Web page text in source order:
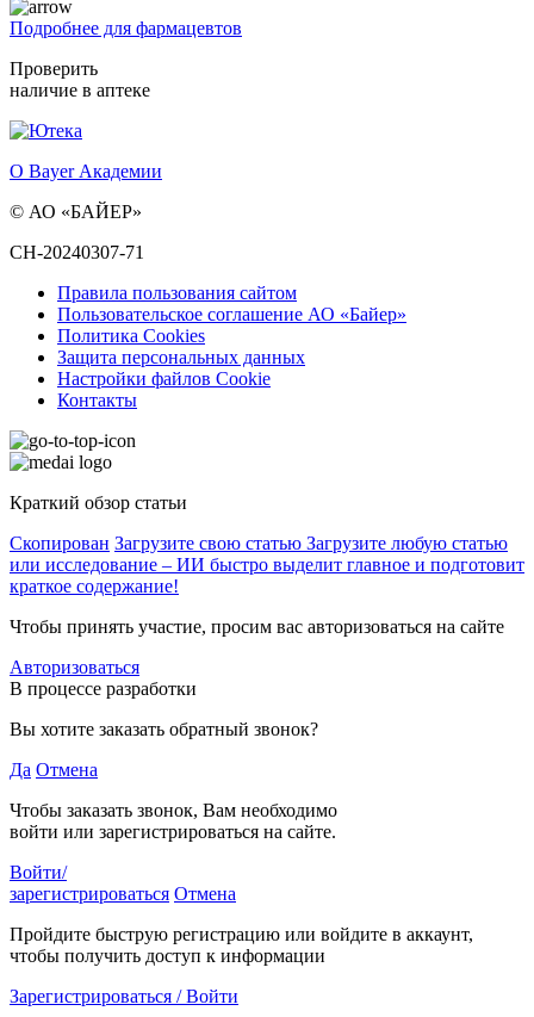
Подробнее для фармацевтов
Проверить
наличие в аптеке
О Bayer Академии
© АО «БАЙЕР»
CH-20240307-71
Правила пользования сайтом
Пользовательское соглашение АО «Байер»
Политика Cookies
Защита персональных данных
Настройки файлов Cookie
Контакты
Краткий обзор статьи
Скопирован Загрузите свою статью Загрузите любую статью
или исследование – ИИ быстро выделит главное и подготовит
краткое содержание!
Чтобы принять участие, просим вас авторизоваться на сайте
Авторизоваться
В процессе разработки
Вы хотите заказать обратный звонок?
Да Отмена
Чтобы заказать звонок, Вам необходимо
войти или зарегистрироваться на сайте.
Войти/
зарегистрироваться Отмена
Пройдите быструю регистрацию или войдите в аккаунт,
чтобы получить доступ к информации
Зарегистрироваться / Войти